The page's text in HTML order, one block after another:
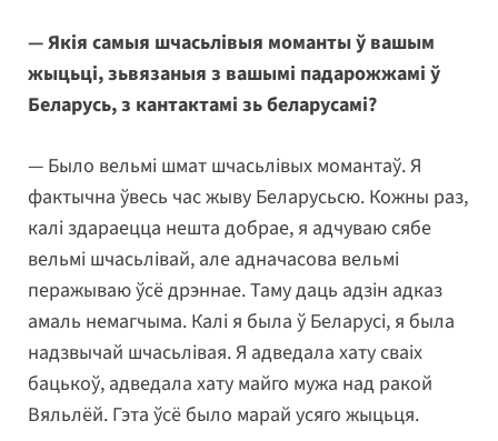
— Якія самыя шчасьлівыя моманты ў вашым
жыцьці, зьвязаныя з вашымі падарожжамі ў
Беларусь, з кантактамі зь беларусамі?
— Было вельмі шмат шчасьлівых момантаў. Я
фактычна ўвесь час жыву Беларусьсю. Кожны раз,
калі здараецца нешта добрае, я адчуваю сябе
вельмі шчасьлівай, але адначасова вельмі
перажываю ўсё дрэннае. Таму даць адзін адказ
амаль немагчыма. Калі я была ў Беларусі, я была
надзвычай шчасьлівая. Я адведала хату сваіх
бацькоў, адведала хату майго мужа над ракой
Вяльлёй. Гэта ўсё было марай усяго жыцьця.